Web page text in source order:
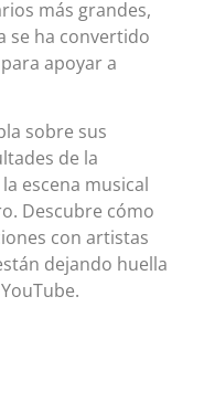
más grandes,
se ha convertido
apoyar a
sobre sus
de la
escena musical
Descubre cómo
con artistas
dejando huella